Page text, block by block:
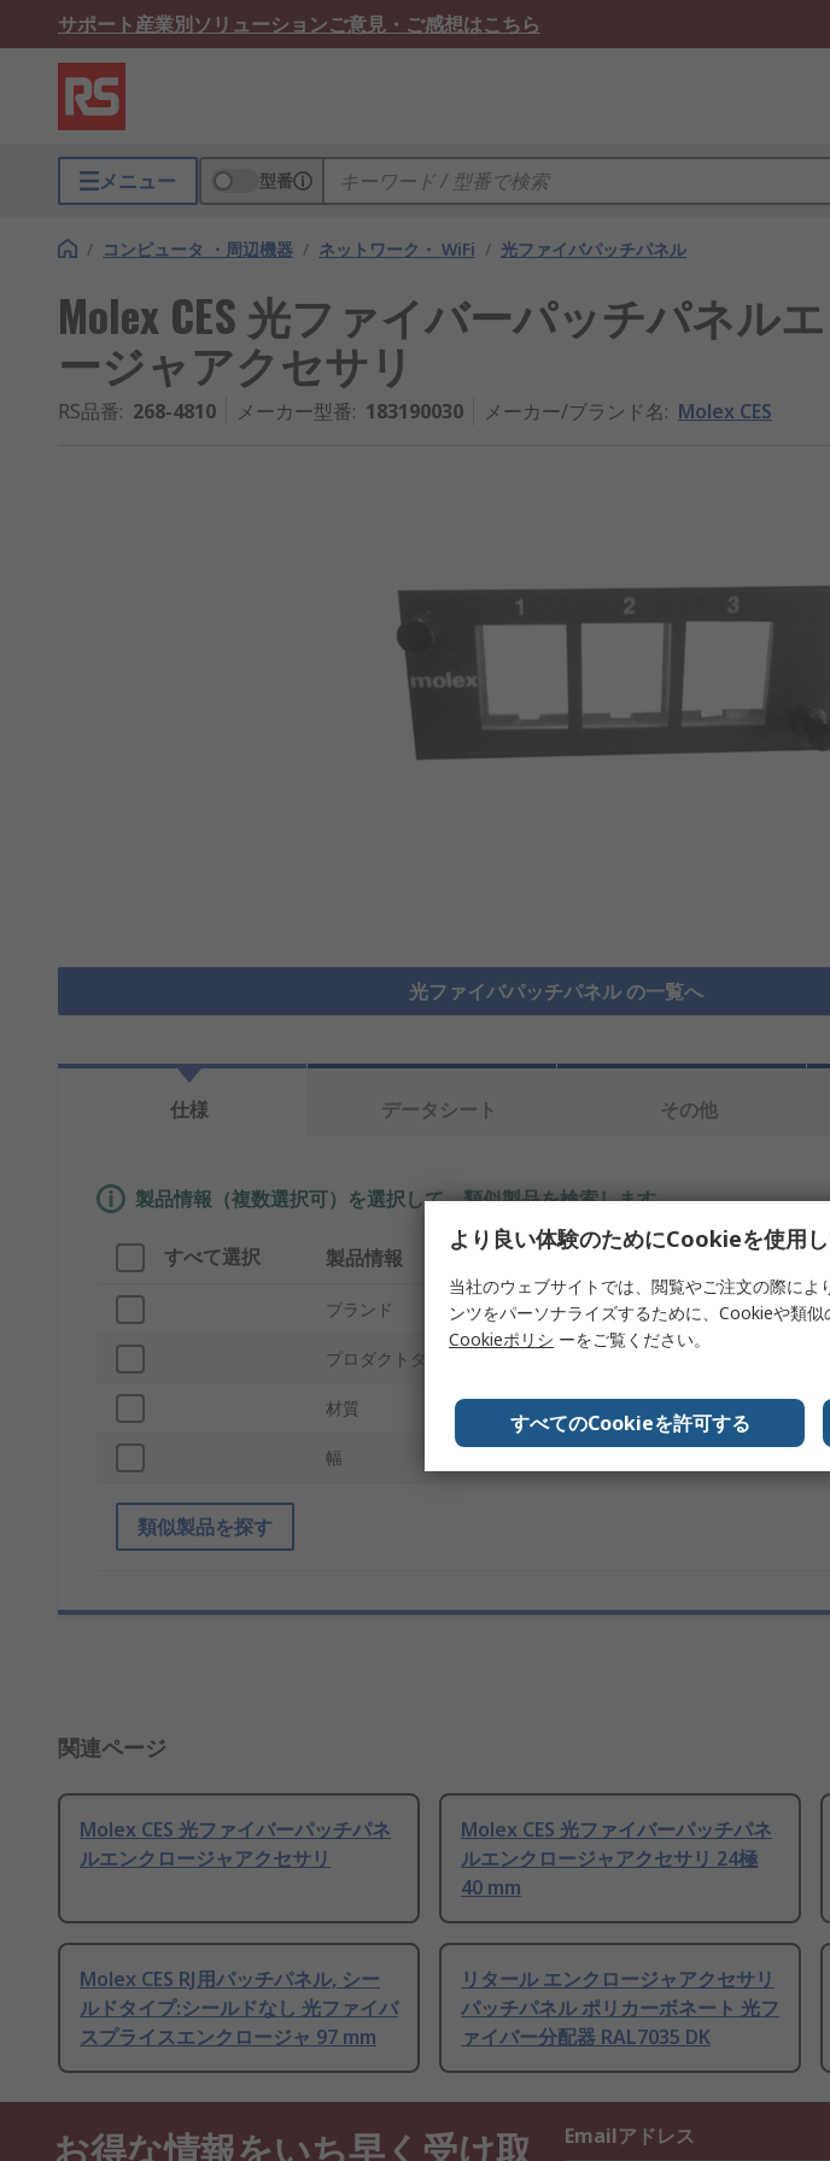
サポート産業別ソリューションご意見・ご感想はこちら
メニュー 型番
/ コンピュータ ・周辺機器 / ネットワーク・ WiFi / 光ファイバパッチパネル
Molex CES 光ファイバーパッチパネル
ージャアクセサリ
RS品番: 268-4810 メーカー型番: 183190030 メーカー/ブランド名: Molex CES
光ファイバパッチパネル の一覧へ
仕様 データシート その他
製品情報（複数選択可）を選択して、類似製品を検索します。
すべて選択 製品情報 内容
ブランド Molex CES
プロダクトタイプ
材質
幅
類似製品を探す
関連ページ
Molex CES 光ファイバーパッチパネ
ルエンクロージャアクセサリ
Molex CES 光ファイバーパッチパネ
ルエンクロージャアクセサリ 24極
40 mm
Molex CES RJ用パッチパネル, シー
ルドタイプ:シールドなし 光ファイバ
スプライスエンクロージャ 97 mm
リタール エンクロージャアクセサリ
パッチパネル ポリカーボネート 光フ
ァイバー分配器 RAL7035 DK
お得な情報をいち早く受け取 Emailアドレス
より良い体験のためにCookieを使用
当社のウェブサイトでは、閲覧やご注文の際に
ンツをパーソナライズするために、Cookieや類似
Cookieポリシ ーをご覧ください。
すべてのCookieを許可する